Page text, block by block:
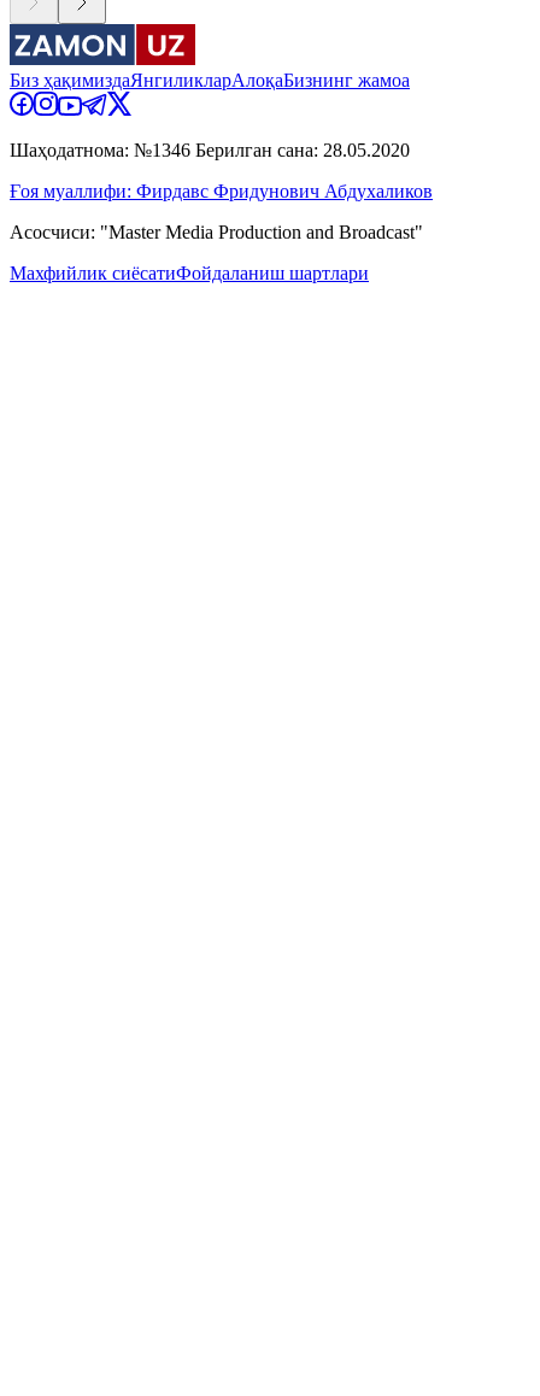
Биз ҳақимиздаЯнгиликларАлоқаБизнинг жамоа
Шаҳодатнома: №1346 Берилган сана: 28.05.2020
Ғоя муаллифи: Фирдавс Фридунович Абдухаликов
Асосчиси: "Master Media Production and Broadcast"
Махфийлик сиёсатиФойдаланиш шартлари